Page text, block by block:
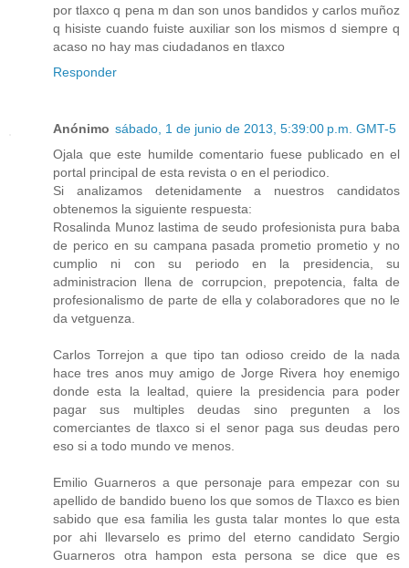
por tlaxco q pena m dan son unos bandidos y carlos muñoz
q hisiste cuando fuiste auxiliar son los mismos d siempre q
acaso no hay mas ciudadanos en tlaxco
Responder
Anónimo sábado, 1 de junio de 2013, 5:39:00 p.m. GMT-5
Ojala que este humilde comentario fuese publicado en el
portal principal de esta revista o en el periodico.
Si analizamos detenidamente a nuestros candidatos
obtenemos la siguiente respuesta:
Rosalinda Munoz lastima de seudo profesionista pura baba
de perico en su campana pasada prometio prometio y no
cumplio ni con su periodo en la presidencia, su
administracion llena de corrupcion, prepotencia, falta de
profesionalismo de parte de ella y colaboradores que no le
da vetguenza.
Carlos Torrejon a que tipo tan odioso creido de la nada
hace tres anos muy amigo de Jorge Rivera hoy enemigo
donde esta la lealtad, quiere la presidencia para poder
pagar sus multiples deudas sino pregunten a los
comerciantes de tlaxco si el senor paga sus deudas pero
eso si a todo mundo ve menos.
Emilio Guarneros a que personaje para empezar con su
apellido de bandido bueno los que somos de Tlaxco es bien
sabido que esa familia les gusta talar montes lo que esta
por ahi llevarselo es primo del eterno candidato Sergio
Guarneros otra hampon esta persona se dice que es